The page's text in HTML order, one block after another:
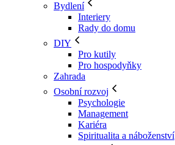
Bydlení
Interiery
Rady do domu
DIY
Pro kutily
Pro hospodyňky
Zahrada
Osobní rozvoj
Psychologie
Management
Kariéra
Spiritualita a náboženství